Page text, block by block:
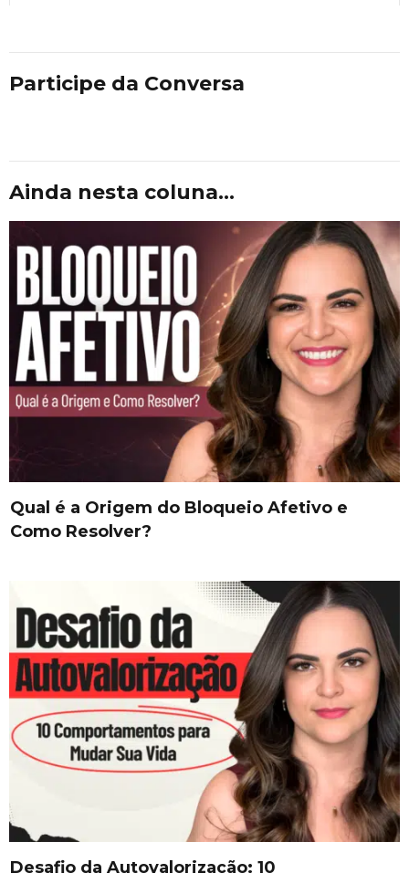
Participe da Conversa
Ainda nesta coluna...
Qual é a Origem do Bloqueio Afetivo e
Como Resolver?
Desafio da Autovalorização: 10